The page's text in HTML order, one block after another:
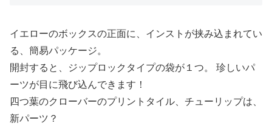
イエローのボックスの正面に、インストが挟み込まれてい
る、簡易パッケージ。
開封すると、ジップロックタイプの袋が１つ。 珍しいパ
ーツが目に飛び込んできます！
四つ葉のクローバーのプリントタイル、チューリップは、
新パーツ？